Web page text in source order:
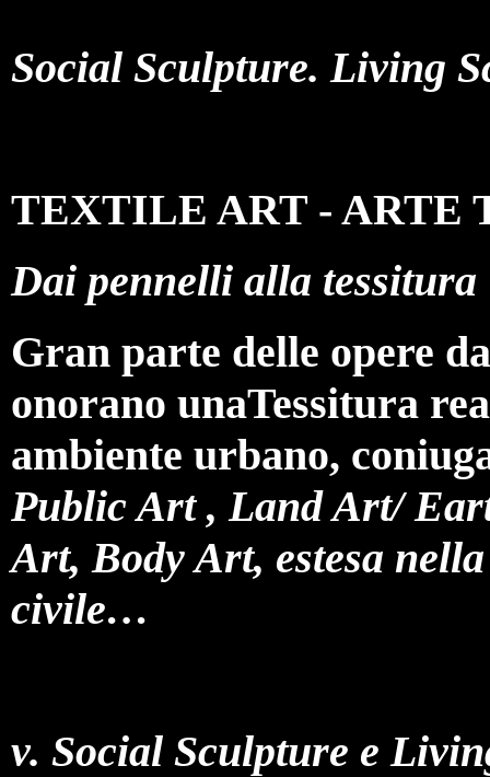
Social Sculpture. Living
TEXTILE ART - ARTE
Dai pennelli alla tessitura
Gran parte delle opere
onorano unaTessitura
ambiente urbano,
Public Art , Land Art/
Art, Body Art, estesa
civile…
v. Social Sculpture e